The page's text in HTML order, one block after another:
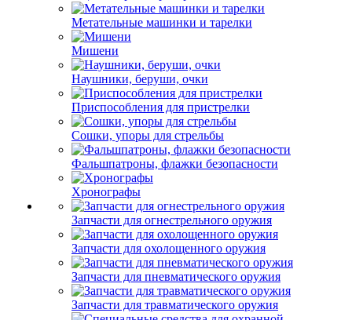
Метательные машинки и тарелки
Мишени
Наушники, беруши, очки
Приспособления для пристрелки
Сошки, упоры для стрельбы
Фальшпатроны, флажки безопасности
Хронографы
Запчасти для огнестрельного оружия
Запчасти для охолощенного оружия
Запчасти для пневматического оружия
Запчасти для травматического оружия